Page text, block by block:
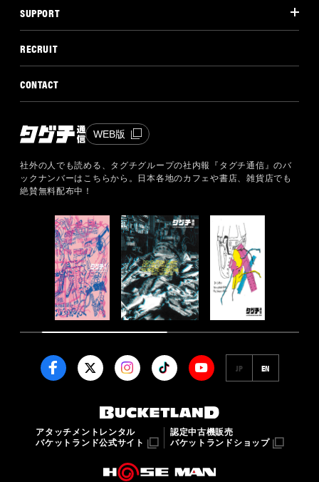
SUPPORT
RECRUIT
CONTACT
WEB版
社外の人でも読める、タグチグループの社内報『タグチ通信』のバ
ックナンバーはこちらから。
日本各地のカフェや書店、雑貨店でも
絶賛無料配布中！
JP EN
アタッチメントレンタル
バケットランド公式サイト
認定中古機販売
バケットランドショップ